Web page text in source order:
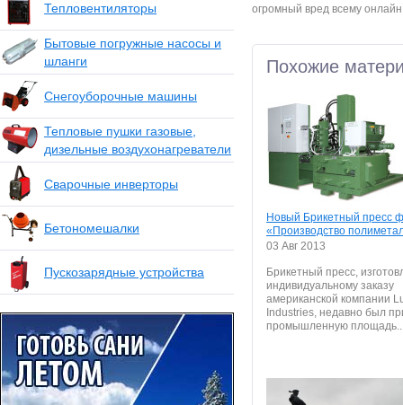
Тепловентиляторы
Бытовые погружные насосы и
шланги
Снегоуборочные машины
Тепловые пушки газовые,
дизельные воздухонагреватели
Сварочные инверторы
Бетономешалки
Пускозарядные устройства
огромный вред всему онлайн
Похожие
Новый Брикетный пресс
«Производство
03 Авг 2013
Брикетный пресс,
индивидуальному заказу
американской компании
Industries, недавно был
промышленную